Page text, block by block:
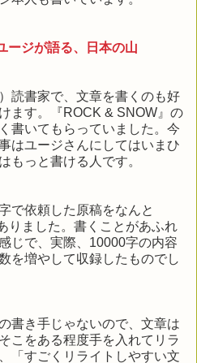
ージが語る、日本の山
読書家で、文章を書くのも好
ます。『ROCK & SNOW』の
書いてもらっていました。今
はユージさんにしてはいまひ
もっと書ける人です。
で依頼した原稿をなんと
りました。書くことがあふれ
じで、実際、10000字の内容
を増やして収録したものでし
書き手じゃないので、文章は
こをある程度手を入れてリラ
「すごくリライトしやすい文